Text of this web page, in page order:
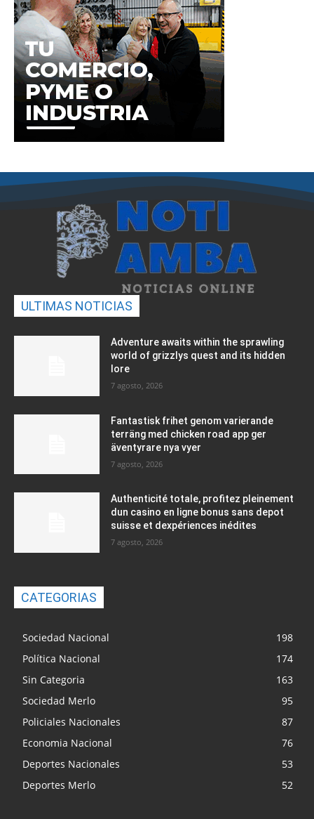
ULTIMAS NOTICIAS
Adventure awaits within the sprawling
world of grizzlys quest and its hidden
lore
7 agosto, 2026
Fantastisk frihet genom varierande
terräng med chicken road app ger
äventyrare nya vyer
7 agosto, 2026
Authenticité totale, profitez pleinement
dun casino en ligne bonus sans depot
suisse et dexpériences inédites
7 agosto, 2026
CATEGORIAS
Sociedad Nacional
198
Política Nacional
174
Sin Categoria
163
Sociedad Merlo
95
Policiales Nacionales
87
Economia Nacional
76
Deportes Nacionales
53
Deportes Merlo
52